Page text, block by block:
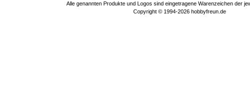
Alle genannten Produkte und Logos sind eingetragene Warenzeichen der
Copyright © 1994-2026 hobbyfreun.de